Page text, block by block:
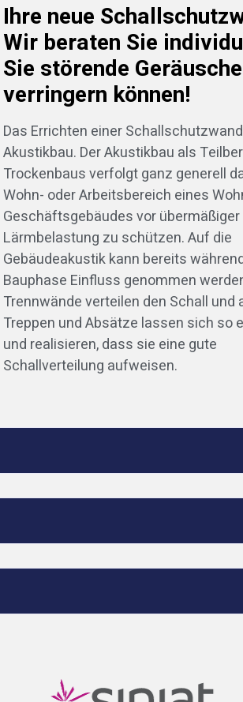
Ihre neue
Wir beraten Sie
Sie störende Geräusche
verringern können!
Das Errichten einer
Akustikbau. Der Akustikbau als
Trockenbaus verfolgt ganz generell
Wohn- oder Arbeitsbereich eines
Geschäftsgebäudes vor übermäßiger
Lärmbelastung zu schützen. Auf die
Gebäudeakustik kann bereits
Bauphase Einfluss genommen
Trennwände verteilen den Schall und
Treppen und Absätze lassen sich so
und realisieren, dass sie eine gute
Schallverteilung aufweisen.